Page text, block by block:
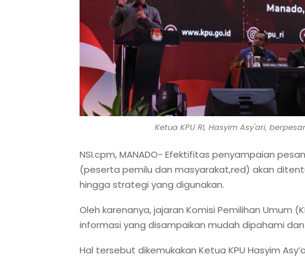
Ketua KPU RI, Hasyim Asy'ari,
NSI.cpm, MANADO- Efektifitas penyampaian
(peserta pemilu dan masyarakat,red) akan
hingga strategi yang digunakan.
Oleh karenanya, jajaran Komisi Pemilihan
informasi yang disampaikan mudah dipahami
Hal tersebut dikemukakan Ketua KPU Hasyim